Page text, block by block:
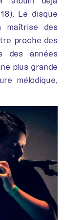
Le disque
des
proche des
des années
plus grande
mélodique,